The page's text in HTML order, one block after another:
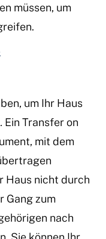
müssen, um
um Ihr Haus
Ein Transfer on
mit dem
Haus nicht durch
Gang zum
nach